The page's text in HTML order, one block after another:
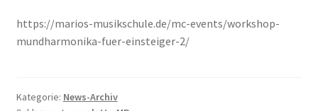
https://marios-musikschule.de/mc-events/workshop-
mundharmonika-fuer-einsteiger-2/
Kategorie: News-Archiv